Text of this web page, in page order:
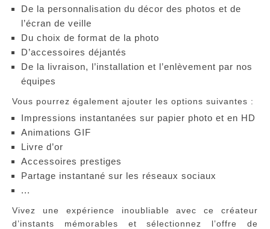
De la personnalisation du décor des photos et de
l’écran de veille
Du choix de format de la photo
D’accessoires déjantés
De la livraison, l’installation et l’enlèvement par nos
équipes
Vous pourrez également ajouter les options suivantes :
Impressions instantanées sur papier photo et en HD
Animations GIF
Livre d’or
Accessoires prestiges
Partage instantané sur les réseaux sociaux
...
Vivez une expérience inoubliable avec ce créateur
d’instants mémorables et sélectionnez l’offre de